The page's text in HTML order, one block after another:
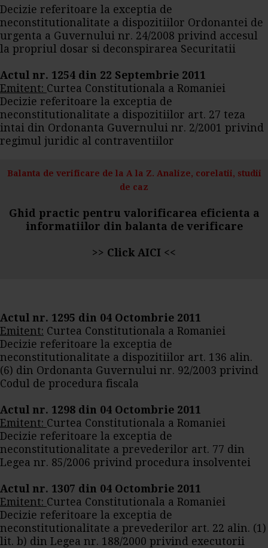
Decizie referitoare la exceptia de
neconstitutionalitate a dispozitiilor Ordonantei de
urgenta a Guvernului nr. 24/2008 privind accesul
la propriul dosar si deconspirarea Securitatii
Actul nr. 1254 din 22 Septembrie 2011
Emitent: Curtea Constitutionala a Romaniei
Decizie referitoare la exceptia de
neconstitutionalitate a dispozitiilor art. 27 teza
intai din Ordonanta Guvernului nr. 2/2001 privind
regimul juridic al contraventiilor
Balanta de verificare de la A la Z. Analize, corelatii, studii
de caz
Ghid practic pentru valorificarea eficienta a
informatiilor din balanta de verificare
>> Click AICI <<
Actul nr. 1295 din 04 Octombrie 2011
Emitent: Curtea Constitutionala a Romaniei
Decizie referitoare la exceptia de
neconstitutionalitate a dispozitiilor art. 136 alin.
(6) din Ordonanta Guvernului nr. 92/2003 privind
Codul de procedura fiscala
Actul nr. 1298 din 04 Octombrie 2011
Emitent: Curtea Constitutionala a Romaniei
Decizie referitoare la exceptia de
neconstitutionalitate a prevederilor art. 77 din
Legea nr. 85/2006 privind procedura insolventei
Actul nr. 1307 din 04 Octombrie 2011
Emitent: Curtea Constitutionala a Romaniei
Decizie referitoare la exceptia de
neconstitutionalitate a prevederilor art. 22 alin. (1)
lit. b) din Legea nr. 188/2000 privind executorii